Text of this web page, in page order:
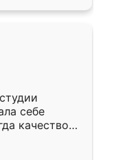
себе
качеством
уже почти